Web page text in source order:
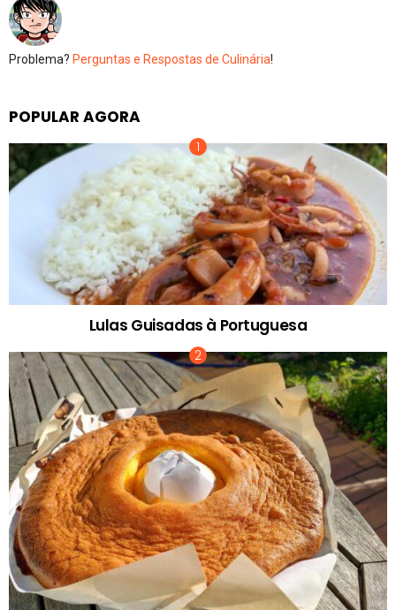
Problema? Perguntas e Respostas de Culinária!
POPULAR AGORA
Lulas Guisadas à Portuguesa